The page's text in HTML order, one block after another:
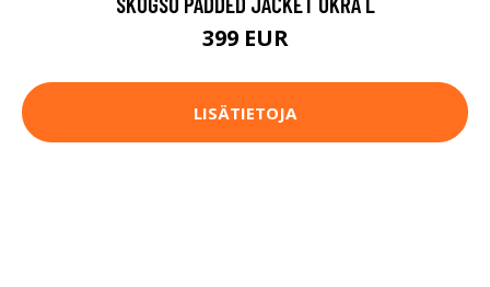
399 EUR
LISÄTIETOJA